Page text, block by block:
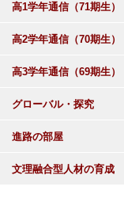
高1学年通信（71期生）
高2学年通信（70期生）
高3学年通信（69期生）
グローバル・探究
進路の部屋
文理融合型人材の育成